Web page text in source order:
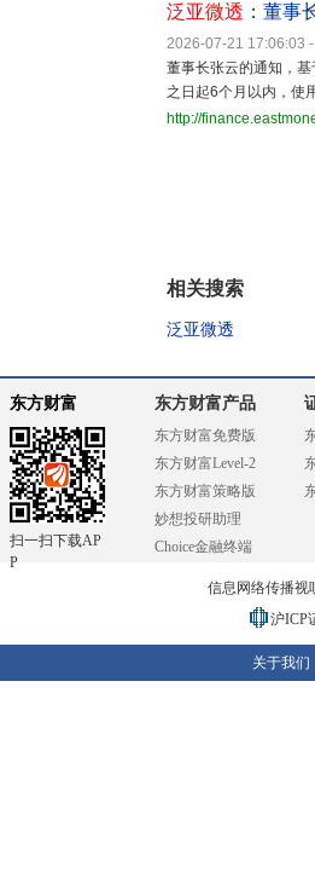
泛亚微透 ：董事
2026-07-21 17:06:03 -
董事长张云的通知，
之日起6个月以内，使
http://
相关搜索
泛亚微透
东方财富
扫一扫下载AP
P
东方财富产品
东方财富免费版
东方财富Level-2
东方财富策略版
妙想投研助理
Choice金融终端
信息网络传播视
沪ICP
关于我们